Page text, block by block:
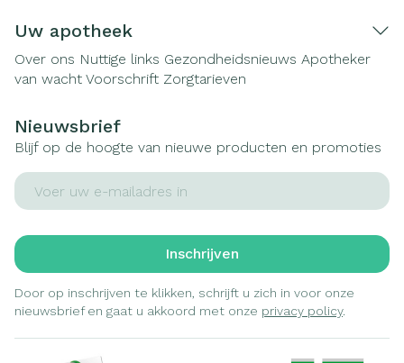
Uw apotheek
Over ons Nuttige links Gezondheidsnieuws Apotheker
van wacht Voorschrift Zorgtarieven
Nieuwsbrief
Blijf op de hoogte van nieuwe producten en promoties
E-mail adres
Inschrijven
Door op inschrijven te klikken, schrijft u zich in voor onze
nieuwsbrief en gaat u akkoord met onze privacy policy.